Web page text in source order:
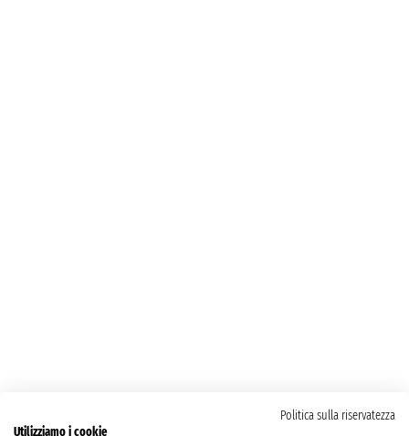
Politica sulla riservatezza
Utilizziamo i cookie